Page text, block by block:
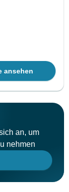
ansehen
an, um
nehmen